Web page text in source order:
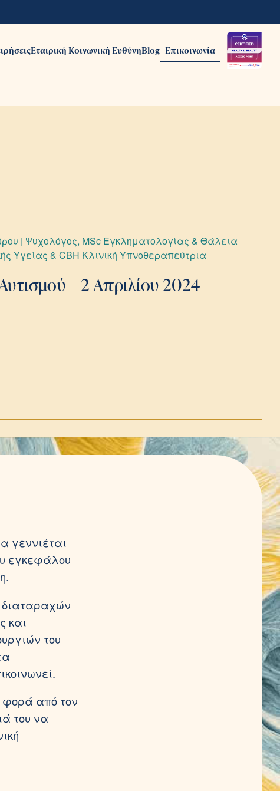
Εταιρική Κοινωνική ΕυθύνηBlog Επικοινωνία
| Ψυχολόγος, ΜSc Εγκληματολογίας & Θάλεια
Υγείας & CBH Κλινική Υπνοθεραπεύτρια
– 2 Απριλίου 2024
γεννιέται
εγκεφάλου
διαταραχών
και
του
φορά από τον
του να